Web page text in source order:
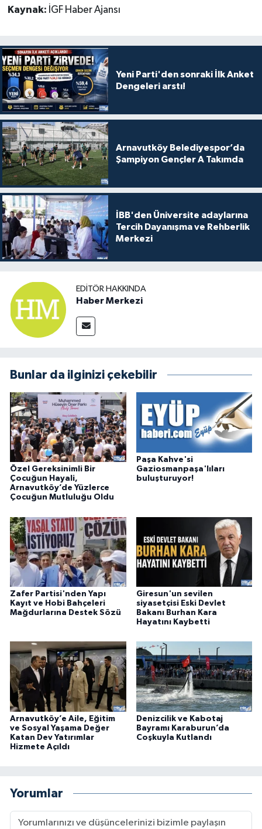
Kaynak: İGF Haber Ajansı
Yeni Parti'den sonraki İlk Anket
Dengeleri arstı!
Arnavutköy Belediyespor’da
Şampiyon Gençler A Takımda
İBB'den Üniversite adaylarına
Tercih Dayanışma ve Rehberlik
Merkezi
EDITÖR HAKKINDA
Haber Merkezi
Bunlar da ilginizi çekebilir
Özel Gereksinimli Bir
Çocuğun Hayali,
Arnavutköy’de Yüzlerce
Çocuğun Mutluluğu Oldu
Paşa Kahve'si
Gaziosmanpaşa'lıları
buluşturuyor!
Zafer Partisi'nden Yapı
Kayıt ve Hobi Bahçeleri
Mağdurlarına Destek Sözü
Giresun'un sevilen
siyasetçisi Eski Devlet
Bakanı Burhan Kara
Hayatını Kaybetti
Arnavutköy’e Aile, Eğitim
ve Sosyal Yaşama Değer
Katan Dev Yatırımlar
Hizmete Açıldı
Denizcilik ve Kabotaj
Bayramı Karaburun’da
Coşkuyla Kutlandı
Yorumlar